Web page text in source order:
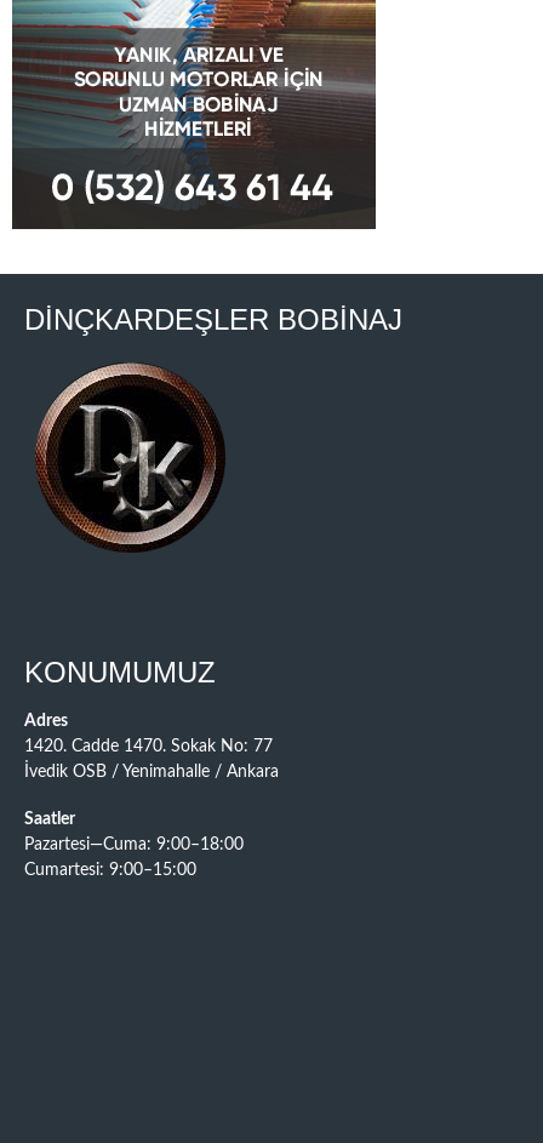
DİNÇKARDEŞLER BOBİNAJ
KONUMUMUZ
Adres
1420. Cadde 1470. Sokak No: 77
İvedik OSB / Yenimahalle / Ankara
Saatler
Pazartesi—Cuma: 9:00–18:00
Cumartesi: 9:00–15:00